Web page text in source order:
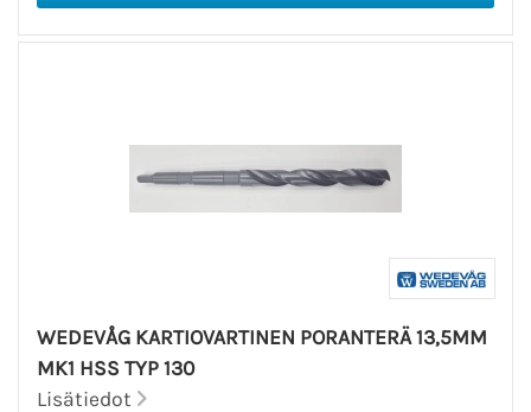
WEDEVÅG KARTIOVARTINEN PORANTERÄ 13,5MM
MK1 HSS TYP 130
Lisätiedot